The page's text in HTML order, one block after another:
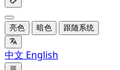
亮色 暗色 跟随系统
中文 English